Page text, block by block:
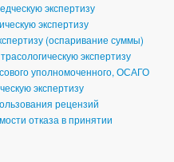
экспертизу
экспертизу
(оспаривание суммы)
экспертизу
уполномоченного, ОСАГО
экспертизу
рецензий
отказа в принятии